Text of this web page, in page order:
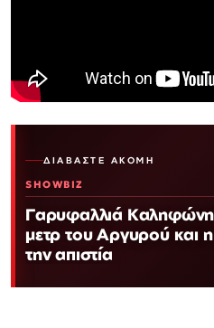
ΔΙΑΒΆΣΤΕ ΑΚΌΜΗ
SHOWBIZ
Γαρυφαλλιά
μετρ του Αργυρού και
την απιστία